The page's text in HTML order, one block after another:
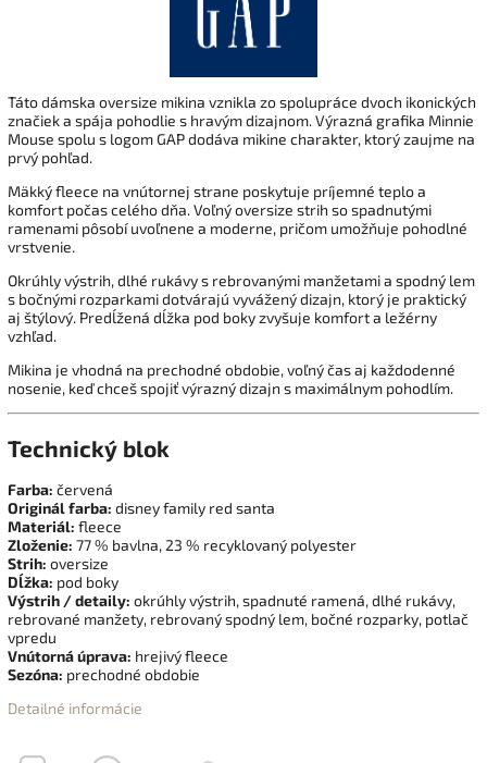
Táto dámska oversize mikina vznikla zo spolupráce dvoch ikonických
značiek a spája pohodlie s hravým dizajnom. Výrazná grafika Minnie
Mouse spolu s logom GAP dodáva mikine charakter, ktorý zaujme na
prvý pohľad.
Mäkký fleece na vnútornej strane poskytuje príjemné teplo a
komfort počas celého dňa. Voľný oversize strih so spadnutými
ramenami pôsobí uvoľnene a moderne, pričom umožňuje pohodlné
vrstvenie.
Okrúhly výstrih, dlhé rukávy s rebrovanými manžetami a spodný lem
s bočnými rozparkami dotvárajú vyvážený dizajn, ktorý je praktický
aj štýlový. Predĺžená dĺžka pod boky zvyšuje komfort a ležérny
vzhľad.
Mikina je vhodná na prechodné obdobie, voľný čas aj každodenné
nosenie, keď chceš spojiť výrazný dizajn s maximálnym pohodlím.
Technický blok
Farba: červená
Originál farba: disney family red santa
Materiál: fleece
Zloženie: 77 % bavlna, 23 % recyklovaný polyester
Strih: oversize
Dĺžka: pod boky
Výstrih / detaily: okrúhly výstrih, spadnuté ramená, dlhé rukávy,
rebrované manžety, rebrovaný spodný lem, bočné rozparky, potlač
vpredu
Vnútorná úprava: hrejivý fleece
Sezóna: prechodné obdobie
Detailné informácie